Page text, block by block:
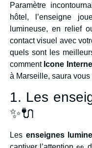
Paramètre
hôtel, l’enseigne
lumineuse, en relief
contact visuel avec
quels sont les
comment Icone
à Marseille, saura
1. Les
✨🔌
Les enseignes